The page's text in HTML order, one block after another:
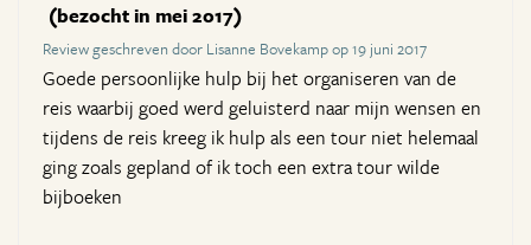
(bezocht in mei 2017)
Review geschreven door Lisanne Bovekamp op 19 juni 2017
Goede persoonlijke hulp bij het organiseren van de
reis waarbij goed werd geluisterd naar mijn wensen en
tijdens de reis kreeg ik hulp als een tour niet helemaal
ging zoals gepland of ik toch een extra tour wilde
bijboeken